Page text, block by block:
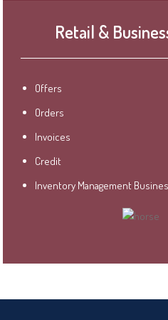
Retail &
Offers
Orders
Invoices
Credit
Inventory Management